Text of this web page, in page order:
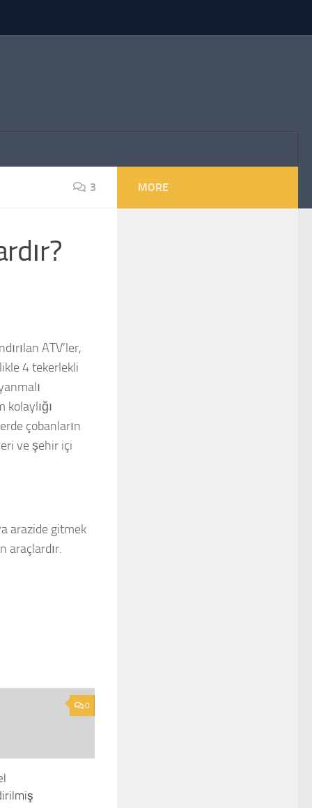
3
ATV’ler,
4 tekerlekli
kolaylığı
çobanların
ve şehir içi
arazide gitmek
araçlardır.
0
MORE